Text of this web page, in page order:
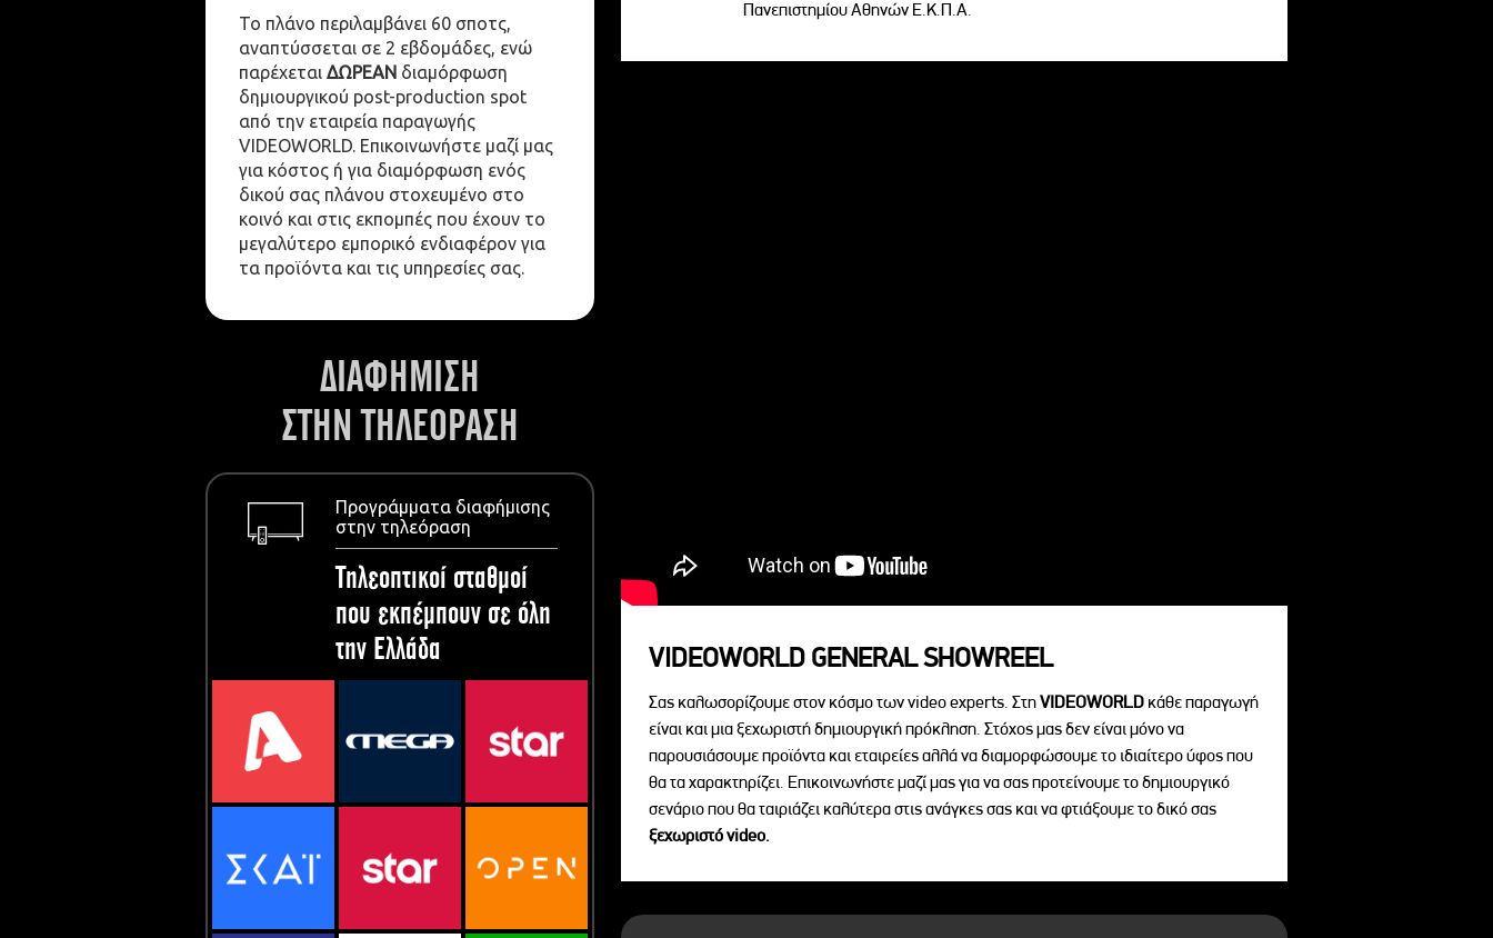
Το πλάνο περιλαμβάνει 60 σποτς,
αναπτύσσεται σε 2 εβδομάδες, ενώ
παρέχεται ΔΩΡΕΑΝ διαμόρφωση
δημιουργικού post-production spot
από την εταιρεία παραγωγής
VIDEOWORLD. Επικοινωνήστε μαζί μας
για κόστος ή για διαμόρφωση ενός
δικού σας πλάνου στοχευμένο στο
κοινό και στις εκπομπές που έχουν το
μεγαλύτερο εμπορικό ενδιαφέρον για
τα προϊόντα και τις υπηρεσίες σας.
ΔΙΑΦΗΜΙΣΗ
ΣΤΗΝ ΤΗΛΕΟΡΑΣΗ
Προγράμματα διαφήμισης
στην τηλεόραση
Τηλεοπτικοί σταθμοί
που εκπέμπουν σε όλη
την Ελλάδα
Πανεπιστημίου Αθηνών Ε.Κ.Π.Α.
VIDEOWORLD GENERAL SHOWREEL
Σας καλωσορίζουμε στον κόσμο των video experts. ΣτηVIDEOWORLD κάθε παραγωγή
είναι και μια ξεχωριστή δημιουργική πρόκληση. Στόχος μας δεν είναι μόνο να
παρουσιάσουμε προϊόντα και εταιρείες αλλά να διαμορφώσουμε το ιδιαίτερο ύφος που
θα τα χαρακτηρίζει. Επικοινωνήστε μαζί μας για να σας προτείνουμε το δημιουργικό
σενάριο που θα ταιριάζει καλύτερα στις ανάγκες σας και να φτιάξουμε το δικό σας
ξεχωριστό videο.